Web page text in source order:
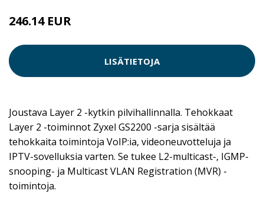
246.14 EUR
LISÄTIETOJA
Joustava Layer 2 -kytkin pilvihallinnalla. Tehokkaat
Layer 2 -toiminnot Zyxel GS2200 -sarja sisältää
tehokkaita toimintoja VoIP:ia, videoneuvotteluja ja
IPTV-sovelluksia varten. Se tukee L2-multicast-, IGMP-
snooping- ja Multicast VLAN Registration (MVR) -
toimintoja.